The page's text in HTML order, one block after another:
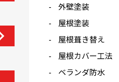
外壁塗装
屋根塗装
屋根葺き替え
屋根カバー工法
ベランダ防水